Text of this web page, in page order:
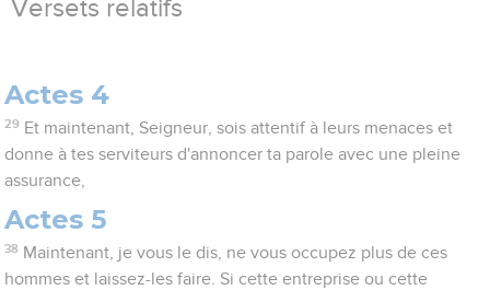
Versets relatifs
Actes 4
29 Et maintenant, Seigneur, sois attentif à leurs menaces et
donne à tes serviteurs d'annoncer ta parole avec une pleine
assurance,
Actes 5
38 Maintenant, je vous le dis, ne vous occupez plus de ces
hommes et laissez-les faire. Si cette entreprise ou cette